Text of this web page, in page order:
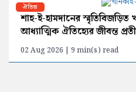
ঐতিহ্য
শাহ-ই-হামদানের
আধ্যাত্মিক ঐতিহ্যের জীবন্ত
02 Aug 2026 | 9 min(s) read